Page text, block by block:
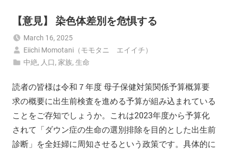
【意見】 染色体差別を危惧する
March 16, 2025
Eiichi Momotani（モモタニ エイイチ）
中絶, 人口,家族,生命
読者の皆様は令和７年度 母子保健対策関係予算概算要
求の概要に出生前検査を進める予算が組み込まれている
ことをご存知でしょうか。これは2023年度から予算化
されて「ダウン症の生命の選別排除を目的とした出生前
診断」を全妊婦に周知させるという政策です。具体的に